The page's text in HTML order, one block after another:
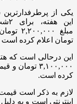
یکی از
تومان اعلام کرده است
کرده است.
لازم به ذکر است
اینترنتی است و به